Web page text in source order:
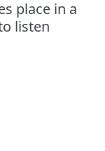
place in a
listen